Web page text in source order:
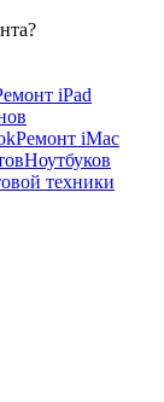
iPad
Ремонт iMac
Ноутбуков
техники